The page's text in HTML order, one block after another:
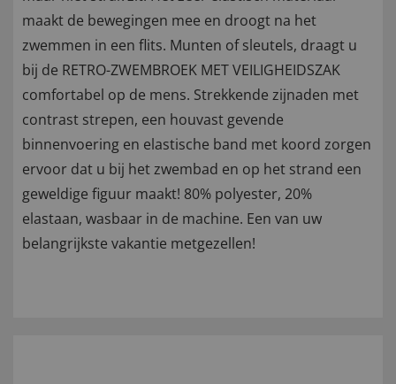
maakt de bewegingen mee en droogt na het
zwemmen in een flits. Munten of sleutels, draagt u
bij de RETRO-ZWEMBROEK MET VEILIGHEIDSZAK
comfortabel op de mens. Strekkende zijnaden met
contrast strepen, een houvast gevende
binnenvoering en elastische band met koord zorgen
ervoor dat u bij het zwembad en op het strand een
geweldige figuur maakt! 80% polyester, 20%
elastaan, wasbaar in de machine. Een van uw
belangrijkste vakantie metgezellen!